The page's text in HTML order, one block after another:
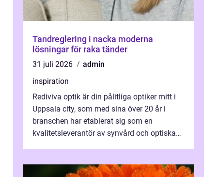
Tandreglering i nacka moderna
lösningar för raka tänder
31 juli 2026
admin
inspiration
Rediviva optik är din pålitliga optiker mitt i
Uppsala city, som med sina över 20 år i
branschen har etablerat sig som en
kvalitetsleverantör av synvård och optiska